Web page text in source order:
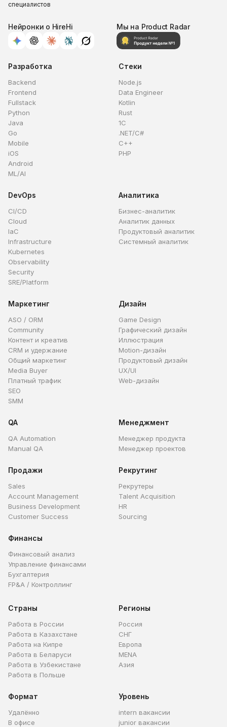
специалистов
Нейронки о HireHi Мы на Product Radar
Разработка
Backend
Frontend
Fullstack
Python
Java
Go
Mobile
iOS
Android
ML/AI
Стеки
Node.js
Data Engineer
Kotlin
Rust
1C
.NET/C#
C++
PHP
DevOps
CI/CD
Cloud
IaC
Infrastructure
Kubernetes
Observability
Security
SRE/Platform
Аналитика
Бизнес-аналитик
Аналитик данных
Продуктовый аналитик
Системный аналитик
Маркетинг
ASO / ORM
Community
Контент и креатив
CRM и удержание
Общий маркетинг
Media Buyer
Платный трафик
SEO
SMM
Дизайн
Game Design
Графический дизайн
Иллюстрация
Motion-дизайн
Продуктовый дизайн
UX/UI
Web-дизайн
QA
QA Automation
Manual QA
Менеджмент
Менеджер продукта
Менеджер проектов
Продажи
Sales
Account Management
Business Development
Customer Success
Рекрутинг
Рекрутеры
Talent Acquisition
HR
Sourcing
Финансы
Финансовый анализ
Управление финансами
Бухгалтерия
FP&A / Контроллинг
Страны
Работа в России
Работа в Казахстане
Работа на Кипре
Работа в Беларуси
Работа в Узбекистане
Работа в Польше
Регионы
Россия
СНГ
Европа
MENA
Азия
Формат
Удалённо
В офисе
Уровень
intern вакансии
junior вакансии